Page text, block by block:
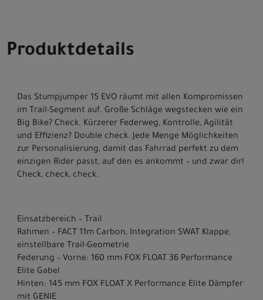
Produktdetails
Das Stumpjumper 15 EVO räumt mit allen Kompromissen
im Trail-Segment auf. Große Schläge wegstecken wie ein
Big Bike? Check. Kürzerer Federweg, Kontrolle, Agilität
und Effizienz? Double check. Jede Menge Möglichkeiten
zur Personalisierung, damit das Fahrrad perfekt zu dem
einzigen Rider passt, auf den es ankommt – und zwar dir!
Check, check, check.
Einsatzbereich – Trail
Rahmen – FACT 11m Carbon, Integration SWAT Klappe,
einstellbare Trail-Geometrie
Federung – Vorne: 160 mm FOX FLOAT 36 Performance
Elite Gabel
Hinten: 145 mm FOX FLOAT X Performance Elite Dämpfer
mit GENIE